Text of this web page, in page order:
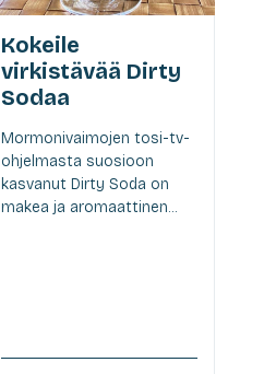
Kokeile
virkistävää Dirty
Sodaa
Mormonivaimojen tosi-tv-
ohjelmasta suosioon
kasvanut Dirty Soda on
makea ja aromaattinen...